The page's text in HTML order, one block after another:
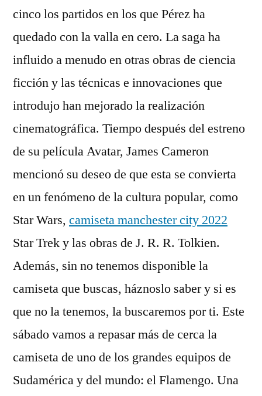
cinco los partidos en los que Pérez ha
quedado con la valla en cero. La saga ha
influido a menudo en otras obras de ciencia
ficción y las técnicas e innovaciones que
introdujo han mejorado la realización
cinematográfica. Tiempo después del estreno
de su película Avatar, James Cameron
mencionó su deseo de que esta se convierta
en un fenómeno de la cultura popular, como
Star Wars, camiseta manchester city 2022
Star Trek y las obras de J. R. R. Tolkien.
Además, sin no tenemos disponible la
camiseta que buscas, háznoslo saber y si es
que no la tenemos, la buscaremos por ti. Este
sábado vamos a repasar más de cerca la
camiseta de uno de los grandes equipos de
Sudamérica y del mundo: el Flamengo. Una